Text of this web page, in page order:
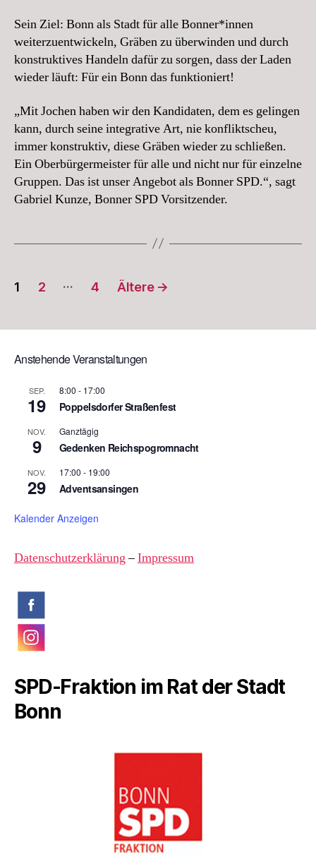
Sein Ziel: Bonn als Stadt für alle Bonner*innen
weiterzuentwickeln, Gräben zu überwinden und durch
konstruktives Handeln dafür zu sorgen, dass der Laden
wieder läuft: Für ein Bonn das funktioniert!
„Mit Jochen haben wir den Kandidaten, dem es gelingen
kann, durch seine integrative Art, nie konfliktscheu,
immer konstruktiv, diese Gräben wieder zu schließen.
Ein Oberbürgermeister für alle und nicht nur für einzelne
Gruppen. Das ist unser Angebot als Bonner SPD.“, sagt
Gabriel Kunze, Bonner SPD Vorsitzender.
Beitragsnavigation
1 2 … 4 Ältere →
Anstehende Veranstaltungen
SEP.
19
8:00 - 17:00
Poppelsdorfer Straßenfest
NOV.
9
Ganztägig
Gedenken Reichspogromnacht
NOV.
29
17:00 - 19:00
Adventsansingen
Kalender Anzeigen
Datenschutzerklärung–Impressum
SPD-Fraktion im Rat der Stadt
Bonn